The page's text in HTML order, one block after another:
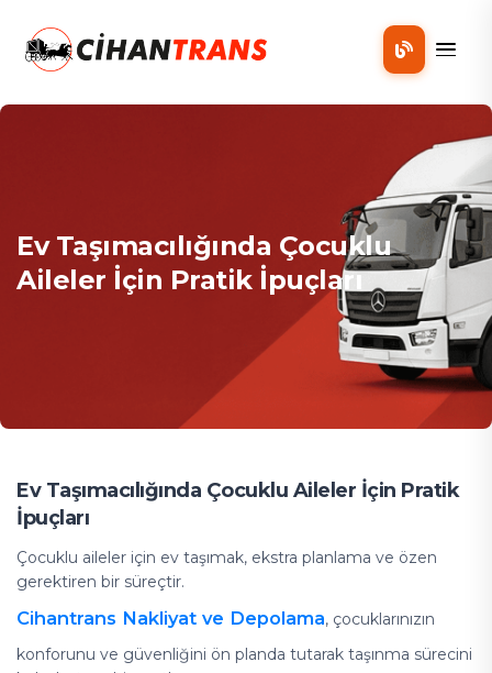
Mobil
Ev Taşımacılığında Çocuklu
Aileler İçin Pratik İpuçları
Ev Taşımacılığında Çocuklu Aileler İçin Pratik
İpuçları
Çocuklu aileler için ev taşımak, ekstra planlama ve özen
gerektiren bir süreçtir.
Cihantrans Nakliyat ve Depolama, çocuklarınızın
konforunu ve güvenliğini ön planda tutarak taşınma sürecini